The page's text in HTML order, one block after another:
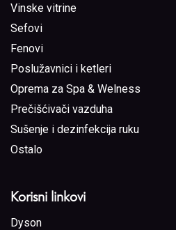
Vinske vitrine
Sefovi
Fenovi
Poslužavnici i ketleri
Oprema za Spa & Welness
Prečišćivači vazduha
Sušenje i dezinfekcija ruku
Ostalo
Korisni linkovi
Dyson